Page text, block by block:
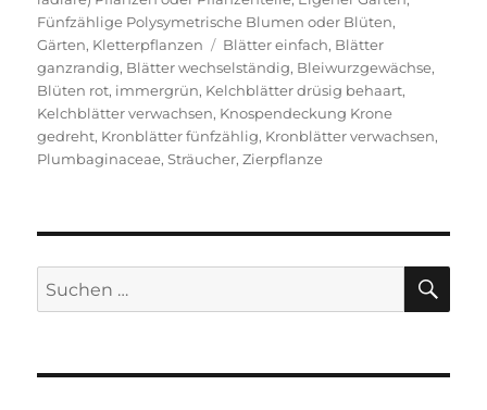
Fünfzählige Polysymetrische Blumen oder Blüten,
Gärten, Kletterpflanzen Schlagwörter
Blätter einfach, Blätter
ganzrandig, Blätter wechselständig, Bleiwurzgewächse,
Blüten rot, immergrün, Kelchblätter drüsig behaart,
Kelchblätter verwachsen, Knospendeckung Krone
gedreht, Kronblätter fünfzählig, Kronblätter verwachsen,
Plumbaginaceae,Sträucher,Zierpflanze
Suche
nach: